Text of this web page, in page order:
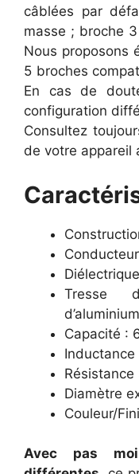
câblées par
masse ; broche
Nous proposons
5 broches
En cas de
configuration
Consultez
de votre appareil
Tresse
Capacité :
Diamètre
Couleur/
Avec pas